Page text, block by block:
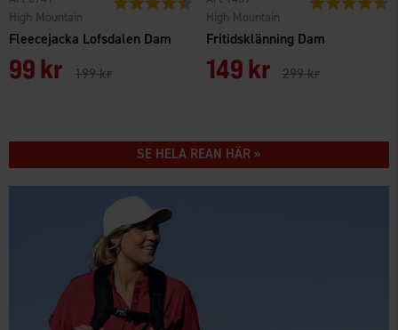
Fleecejacka Lofsdalen Dam
High Mountain
99 kr 199 kr
Fritidsklänning Dam
High Mountain
149 kr 299 kr
SE HELA REAN HÄR »